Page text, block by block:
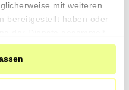
mit weiteren
bereitgestellt haben oder
Geschmack.
zu dir.